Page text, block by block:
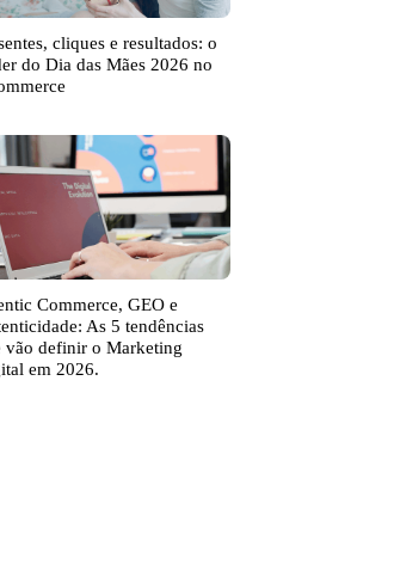
cliques e resultados: o
do Dia das Mães 2026 no
Commerce, GEO e
As 5 tendências
vão definir o Marketing
em 2026.